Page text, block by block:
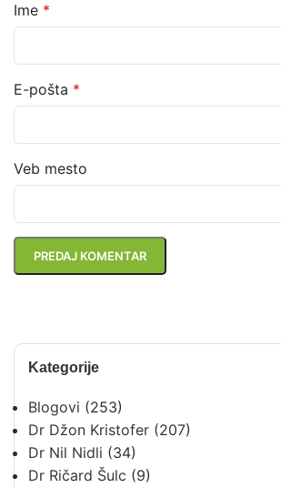
Kategorije
Blogovi (253)
Dr Džon Kristofer (207)
Dr Nil Nidli (34)
Dr Ričard Šulc (9)
Ime *
E-pošta *
Veb mesto